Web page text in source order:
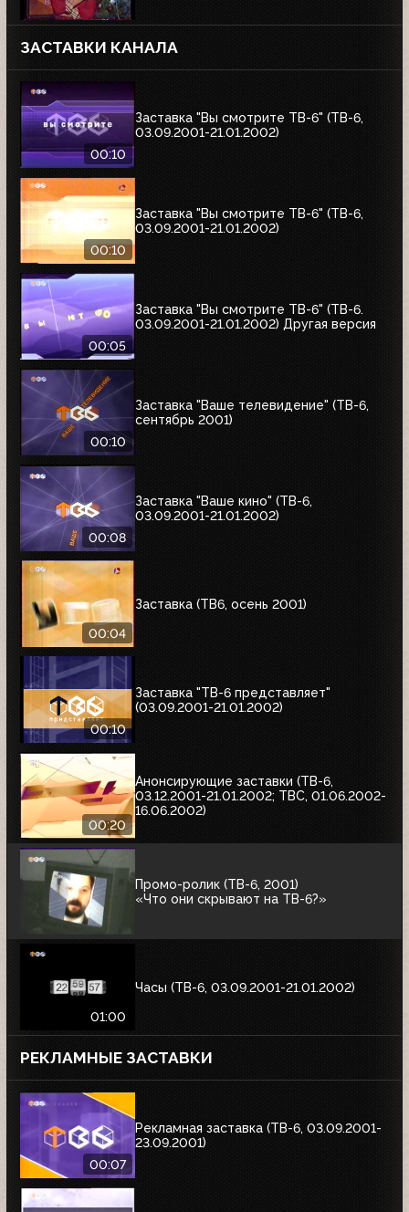
ЗАСТАВКИ КАНАЛА
00:10
Заставка "Вы смотрите ТВ-6" (ТВ-6,
03.09.2001-21.01.2002)
00:10
Заставка "Вы смотрите ТВ-6" (ТВ-6,
03.09.2001-21.01.2002)
00:05
Заставка "Вы смотрите ТВ-6" (ТВ-6.
03.09.2001-21.01.2002) Другая версия
00:10
Заставка "Ваше телевидение" (ТВ-6,
сентябрь 2001)
00:08
Заставка "Ваше кино" (ТВ-6,
03.09.2001-21.01.2002)
00:04
Заставка (ТВ6, осень 2001)
00:10
Заставка "ТВ-6 представляет"
(03.09.2001-21.01.2002)
00:20
Анонсирующие заставки (ТВ-6,
03.12.2001-21.01.2002; ТВС, 01.06.2002-
16.06.2002)
Промо-ролик (ТВ-6, 2001)
«Что они скрывают на ТВ-6?»
01:00
Часы (ТВ-6, 03.09.2001-21.01.2002)
РЕКЛАМНЫЕ ЗАСТАВКИ
00:07
Рекламная заставка (ТВ-6, 03.09.2001-
23.09.2001)